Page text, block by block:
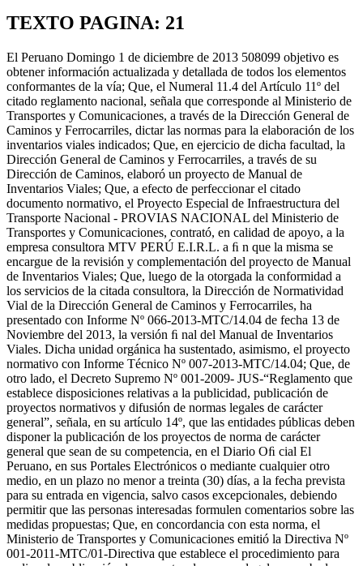
TEXTO PAGINA: 21
El Peruano Domingo 1 de diciembre de 2013 508099 objetivo es
obtener información actualizada y detallada de todos los elementos
conformantes de la vía; Que, el Numeral 11.4 del Artículo 11º del
citado reglamento nacional, señala que corresponde al Ministerio de
Transportes y Comunicaciones, a través de la Dirección General de
Caminos y Ferrocarriles, dictar las normas para la elaboración de los
inventarios viales indicados; Que, en ejercicio de dicha facultad, la
Dirección General de Caminos y Ferrocarriles, a través de su
Dirección de Caminos, elaboró un proyecto de Manual de
Inventarios Viales; Que, a efecto de perfeccionar el citado
documento normativo, el Proyecto Especial de Infraestructura del
Transporte Nacional - PROVIAS NACIONAL del Ministerio de
Transportes y Comunicaciones, contrató, en calidad de apoyo, a la
empresa consultora MTV PERÚ E.I.R.L. a ﬁ n que la misma se
encargue de la revisión y complementación del proyecto de Manual
de Inventarios Viales; Que, luego de la otorgada la conformidad a
los servicios de la citada consultora, la Dirección de Normatividad
Vial de la Dirección General de Caminos y Ferrocarriles, ha
presentado con Informe Nº 066-2013-MTC/14.04 de fecha 13 de
Noviembre del 2013, la versión ﬁ nal del Manual de Inventarios
Viales. Dicha unidad orgánica ha sustentado, asimismo, el proyecto
normativo con Informe Técnico Nº 007-2013-MTC/14.04; Que, de
otro lado, el Decreto Supremo Nº 001-2009- JUS-“Reglamento que
establece disposiciones relativas a la publicidad, publicación de
proyectos normativos y difusión de normas legales de carácter
general”, señala, en su artículo 14º, que las entidades públicas deben
disponer la publicación de los proyectos de norma de carácter
general que sean de su competencia, en el Diario Oﬁ cial El
Peruano, en sus Portales Electrónicos o mediante cualquier otro
medio, en un plazo no menor a treinta (30) días, a la fecha prevista
para su entrada en vigencia, salvo casos excepcionales, debiendo
permitir que las personas interesadas formulen comentarios sobre las
medidas propuestas; Que, en concordancia con esta norma, el
Ministerio de Transportes y Comunicaciones emitió la Directiva Nº
001-2011-MTC/01-Directiva que establece el procedimiento para